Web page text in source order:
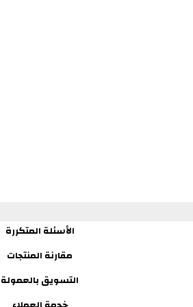
الأسئلة المتكررة
مقارنة المنتجات
التسويق بالعمولة